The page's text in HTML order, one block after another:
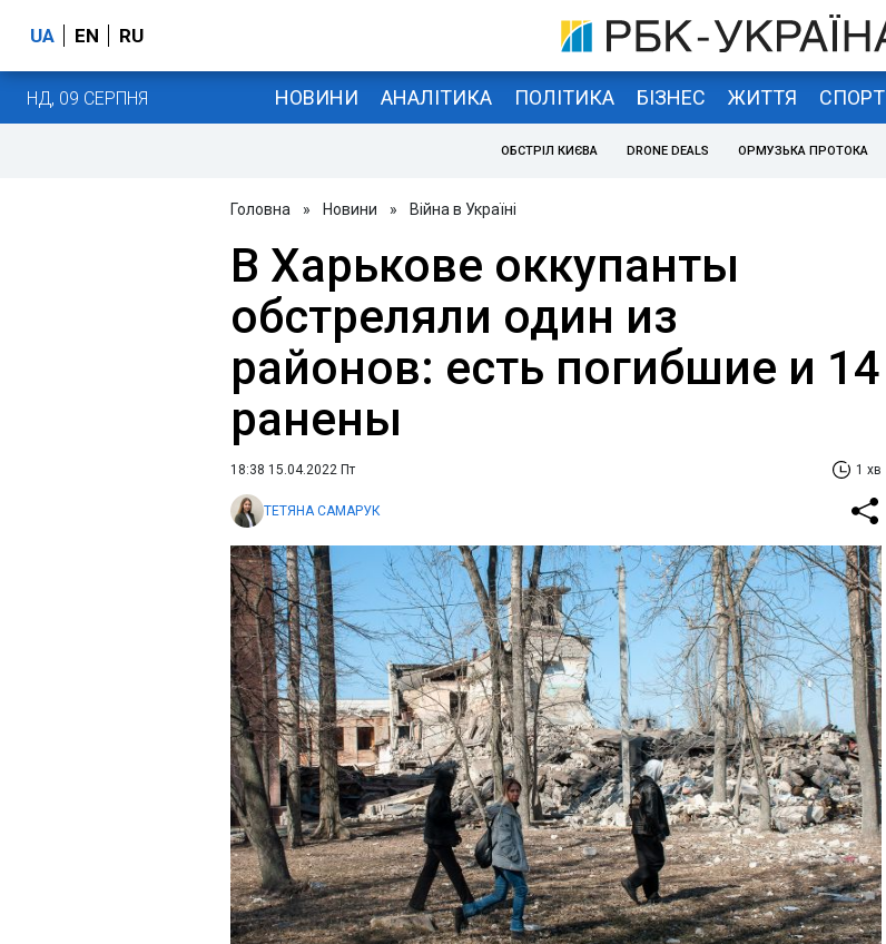
UA EN RU
НД, 09 СЕРПНЯ НОВИНИ АНАЛІТИКА ПОЛІТИКА БІЗНЕС ЖИТТЯ СПОРТ
ОБСТРІЛ КИЄВА DRONE DEALS ОРМУЗЬКА ПРОТОКА
Головна » Новини » Війна в Україні
В Харькове оккупанты
обстреляли один из
районов: есть погибшие и 14
ранены
18:38 15.04.2022 Пт 1 хв
ТЕТЯНА САМАРУК